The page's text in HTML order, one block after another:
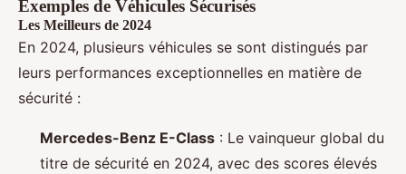
Exemples de Véhicules Sécurisés
Les Meilleurs de 2024
En 2024, plusieurs véhicules se sont distingués par
leurs performances exceptionnelles en matière de
sécurité :
Mercedes-Benz E-Class : Le vainqueur global du
titre de sécurité en 2024, avec des scores élevés